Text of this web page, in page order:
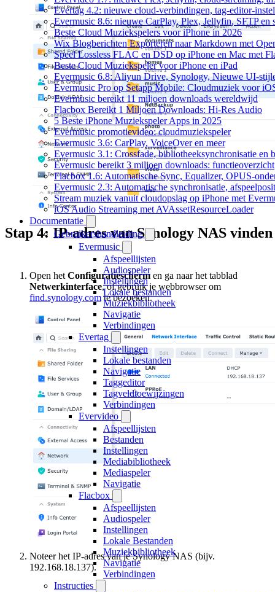
Evertag 4.2: nieuwe cloud-verbindingen, tag-editor-
Evermusic 8.6: nieuwe CarPlay, Plex, Jellyfin, SFTP en
Beste Cloud Muziekspelers voor iPhone in 2026
Wix Blogberichten Exporteren naar Markdown met
Speel Lossless FLAC en DSD op iPhone en Mac met
Beste Cloud Muziekspeler voor iPhone en iPad
Evermusic 6.8: Aliyun Drive, Synology, Nieuwe UI-
Evermusic Pro op Setapp Mobile: Cloudmuziek voor
Evermusic bereikt 11 miljoen downloads wereldwijd
Flacbox Bereikt 1 Miljoen Downloads: Hi-Res Audio
5 Beste iPhone Muziekspeler Apps in 2025
Evermusic promotievideo: cloudmuziekspeler
Evermusic 3.6: CarPlay, VoiceOver en meer
Evermusic 3.1: Crossfade, bibliotheeksynchronisatie en
Evermusic bereikt 3 miljoen downloads: functieoverzicht
Flacbox 1.6: Automatische Sync, Equalizer, OPUS-
Evermusic 2.3: Automatische synchronisatie,
Stream muziek vanuit cloudopslag op iPhone met
iOS Audio Streaming met AVAssetResourceLoader
Documentatie
Gebruikershandleiding
Evermusic
Afspeellijsten
Audiospeler
Instellingen
Lokale bestanden
Muziekbibliotheek
Navigatie
Verbindingen
Evertag
Instellingen
Lokale bestanden
Navigatie
Taggeditor
Tagveldtoewijzingen
Verbindingen
Evervideo
Afspeellijsten
Bestanden
Instellingen
Mediabibliotheek
Mediaspeler
Navigatie
Flacbox
Afspeellijsten
Audiospeler
Instellingen
Lokale Bestanden
Muziekbibliotheek
Navigatie
Verbindingen
Instructies
Stap 4: IP-adres van Synology NAS vinden
Open het Configuratiescherm en ga naar het tabblad
Netwerkinterface, of gebruik je webbrowser om
find.synology.comte bezoeken.
Noteer het IP-adres van je Synology NAS (bijv.
192.168.18.137).